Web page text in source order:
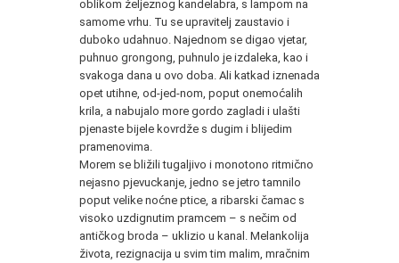
oblikom željeznog kandelabra, s lampom na
samome vrhu. Tu se upravitelj zaustavio i
duboko udahnuo. Najednom se digao vjetar,
puhnuo grongong, puhnulo je izdaleka, kao i
svakoga dana u ovo doba. Ali katkad iznenada
opet utihne, od-jed-nom, poput onemoćalih
krila, a nabujalo more gordo zagladi i ulašti
pjenaste bijele kovrdže s dugim i blijedim
pramenovima.
Morem se bližili tugaljivo i monotono ritmično
nejasno pjevuckanje, jedno se jetro tamnilo
poput velike noćne ptice, a ribarski čamac s
visoko uzdignutim pramcem – s nečim od
antičkog broda – uklizio u kanal. Melankolija
života, rezignacija u svim tim malim, mračnim